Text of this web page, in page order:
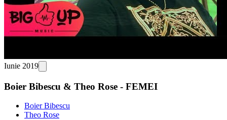
Iunie 2019
Boier Bibescu & Theo Rose - FEMEI
Boier Bibescu
Theo Rose